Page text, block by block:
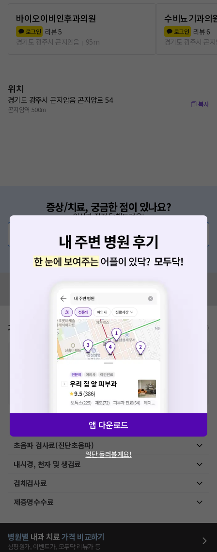
바이오이비인후과의원
로그인 리뷰5
경기도 광주시 곤지암읍
95m
수비뇨기과의
로그인 리뷰 6
경기도 광주시 곤
위치
경기도 광주시 곤지암읍 곤지암로 54
곤지암역 500m
복사
증상/치료, 궁금한 점이 있나요?
의사가 직접 답해드려요!
💬 무엇이든 물어보세요
모두닥 팀에 알려주세요!
가격표 비급여/급여 진료란?
비급여 항목의 경우,추가비용 등으로 실제 가격과 상이할 수 있으니, 정확
한 가격은 해당 의료기관에 직접 문의해주세요.
격입니다. (진료와 연관된 복합적인 비용이 추가되어, 병원마다 금액이 다르게
산정될 수 있는 점 참고 바랍니다.)
※ 이벤트가, 할인가는VAT 포함
초음파 검사료(진단초음파)
내시경, 천자 및 생검료
검체검사료
제증명수수료
병원별 내과 치료가격 비교하기
심평원가, 이벤트가, 모두닥 리뷰가 등
앱 다운로드
일단 둘러볼게요!